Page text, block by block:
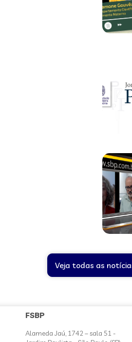
Veja todas as
FSBP
Alameda Jaú, 1742 – sala 51 -